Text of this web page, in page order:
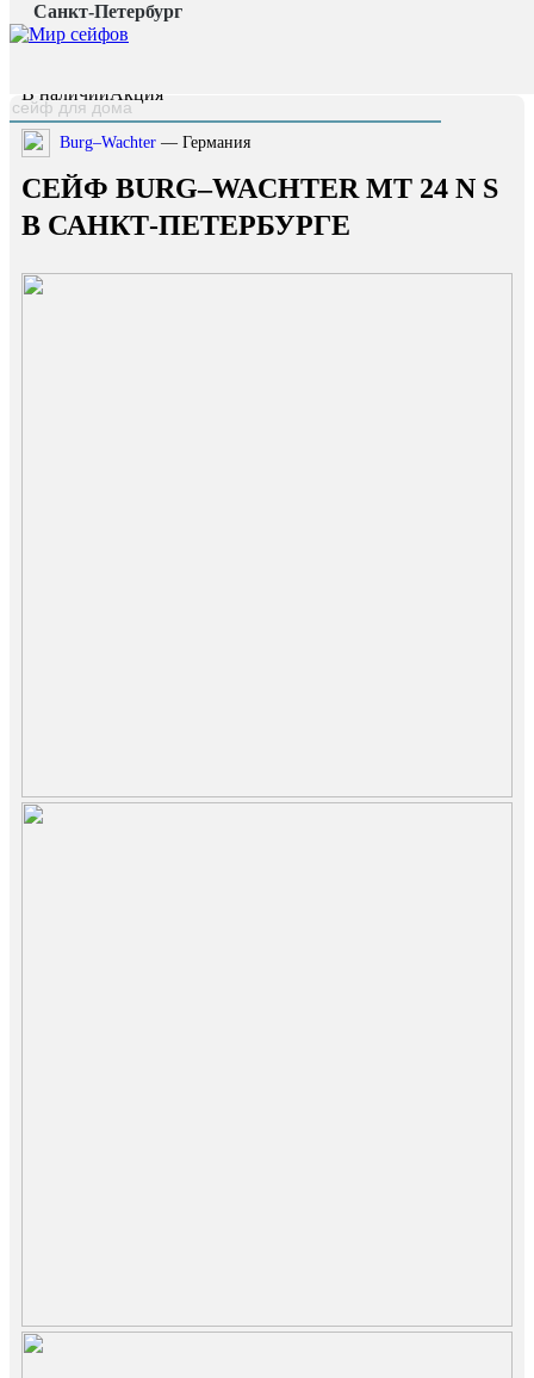
Санкт-Петербург
Главная страница /
Каталог /
В наличииАкция
Burg–Wachter — Германия
СЕЙФ BURG–WACHTER MT 24 N S
В САНКТ-ПЕТЕРБУРГЕ